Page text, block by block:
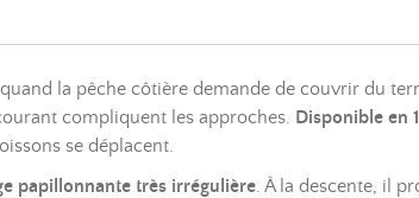
la pêche côtière demande de couvrir du
compliquent les approches. Disponible en
se déplacent.
papillonnante très irrégulière. À la descente, il